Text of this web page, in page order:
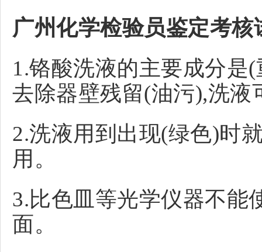
广州化学检验员鉴定考核
1.铬酸洗液的主要成分是
去除器壁残留(油污),洗液
2.洗液用到出现(绿色)时
用。
3.比色皿等光学仪器不能
面。